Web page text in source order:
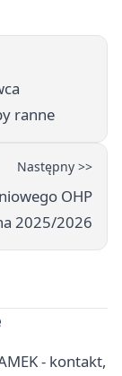
ranne
Następny >>
OHP
2025/2026
- kontakt,